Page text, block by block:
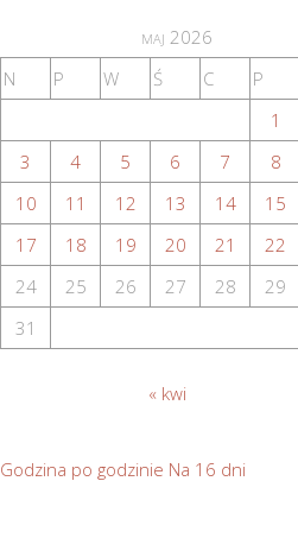
maj 2026
N
P W Ś C P
1
3
4 5 6 7 8
10
11 12 13 14 15
17
18 19 20 21 22
24
25 26 27 28 29
31
« kwi
Godzina po godzinie Na 16 dni